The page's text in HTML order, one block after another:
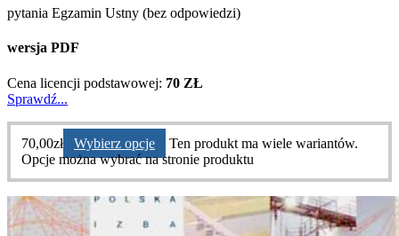
pytania Egzamin Ustny (bez odpowiedzi)
wersja PDF
Cena licencji podstawowej: 70 ZŁ
Sprawdź...
70,00zł Wybierz opcje
Ten produkt ma wiele wariantów.
Opcje można wybrać na stronie produktu